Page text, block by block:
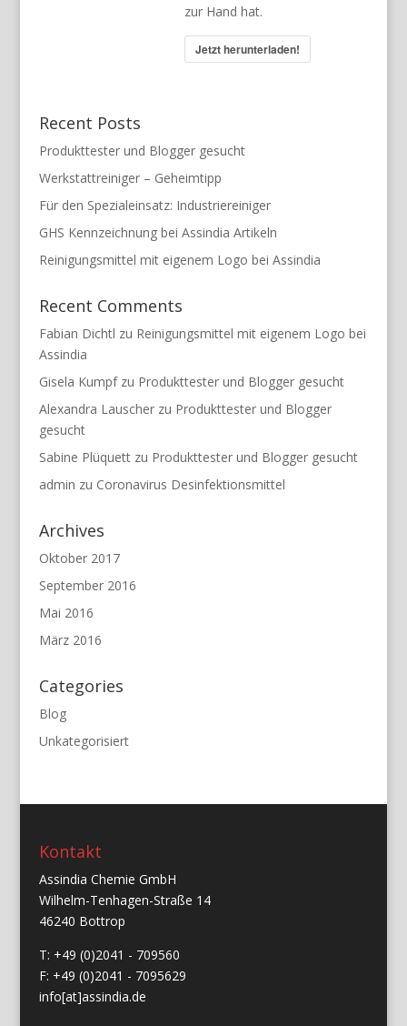
zur Hand hat.
Jetzt herunterladen!
Recent Posts
Produkttester und Blogger gesucht
Werkstattreiniger – Geheimtipp
Für den Spezialeinsatz: Industriereiniger
GHS Kennzeichnung bei Assindia Artikeln
Reinigungsmittel mit eigenem Logo bei Assindia
Recent Comments
Fabian Dichtl zu Reinigungsmittel mit eigenem Logo bei
Assindia
Gisela Kumpfzu Produkttester und Blogger gesucht
Alexandra Lauscherzu Produkttester und Blogger
gesucht
Sabine Plüquettzu Produkttester und Blogger gesucht
admin zu Coronavirus Desinfektionsmittel
Archives
Oktober 2017
September 2016
Mai 2016
März 2016
Categories
Blog
Unkategorisiert
Kontakt
Assindia Chemie GmbH
Wilhelm-Tenhagen-Straße 14
46240 Bottrop
T: +49 (0)2041 - 709560
F: +49 (0)2041 - 7095629
info[at]assindia.de